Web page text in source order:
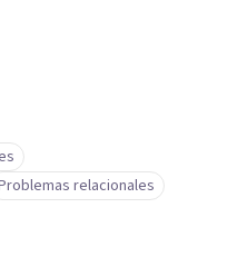
relacionales